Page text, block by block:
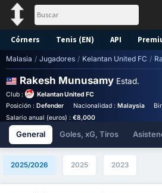
Córners Tenis (EN) API
Malasia / Jugadores / Kelantan United FC /
Rakesh Munusamy Estad.
Club :
Kelantan United FC
Posición : Defender Nacionalidad : Malaysia
Salario anual (euros) : €8,000
General Goles, xG, Tiros
2025/2026 2025 2023